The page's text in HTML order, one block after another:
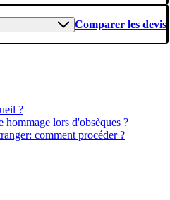
Comparer les devis
?
hommage lors d'obsèques ?
comment procéder ?